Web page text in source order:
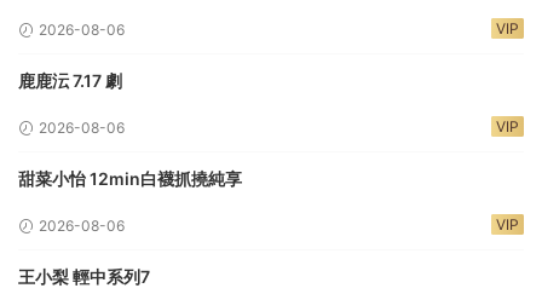
2026-08-06 VIP
鹿鹿沄 7.17 劇
2026-08-06 VIP
甜菜小怡 12min白襪抓撓純享
2026-08-06 VIP
王小梨 輕中系列7